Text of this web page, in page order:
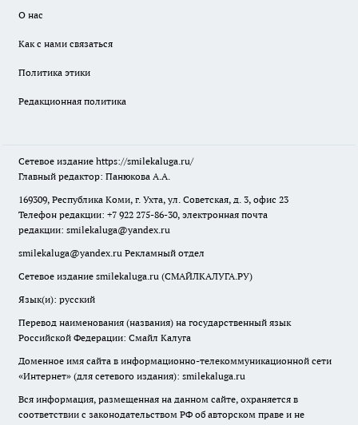
О нас
Как с нами связаться
Политика этики
Редакционная политика
Сетевое издание https://smilekaluga.ru/
Главный редактор: Панюкова А.А.
169309, Республика Коми, г. Ухта, ул. Советская, д. 3, офис 23
Телефон редакции: +7 922 275-86-30, электронная почта
редакции: smilekaluga@yandex.ru
smilekaluga@yandex.ru Рекламный отдел
Сетевое издание smilekaluga.ru (СМАЙЛКАЛУГА.РУ)
Язык(и): русский
Перевод наименования (названия) на государственный язык
Российской Федерации: Смайл Калуга
Доменное имя сайта в информационно-телекоммуникационной сети
«Интернет» (для сетевого издания): smilekaluga.ru
Вся информация, размещенная на данном сайте, охраняется в
соответствии с законодательством РФ об авторском праве и не